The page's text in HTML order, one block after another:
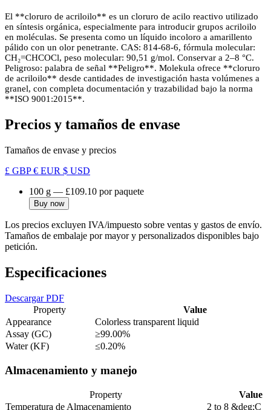
El **cloruro de acriloilo** es un cloruro de acilo reactivo utilizado
en síntesis orgánica, especialmente para introducir grupos acriloilo
en moléculas. Se presenta como un líquido incoloro a amarillento
pálido con un olor penetrante. CAS: 814-68-6, fórmula molecular:
CH₂=CHCOCl, peso molecular: 90,51 g/mol. Conservar a 2–8 °C.
Peligroso: palabra de señal **Peligro**. Molekula ofrece **cloruro
de acriloilo** desde cantidades de investigación hasta volúmenes a
granel, con completa documentación y trazabilidad bajo la norma
**ISO 9001:2015**.
Precios y tamaños de envase
Tamaños de envase y precios
£ GBP€ EUR $ USD
100 g — £109.10 por paquete
Buy now
Los precios excluyen IVA/impuesto sobre ventas y gastos de envío.
Tamaños de embalaje por mayor y personalizados disponibles bajo
petición.
Especificaciones
Descargar PDF
Property
Value
Appearance
Colorless transparent liquid
Assay (GC)
≥99.00%
Water (KF)
≤0.20%
Almacenamiento y manejo
Property
Value
Temperatura de Almacenamiento
2 to 8 &deg;C